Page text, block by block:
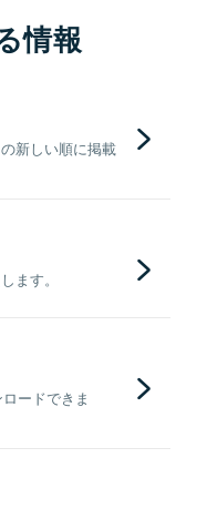
情報
新しい順に掲載
ます。
ードできま